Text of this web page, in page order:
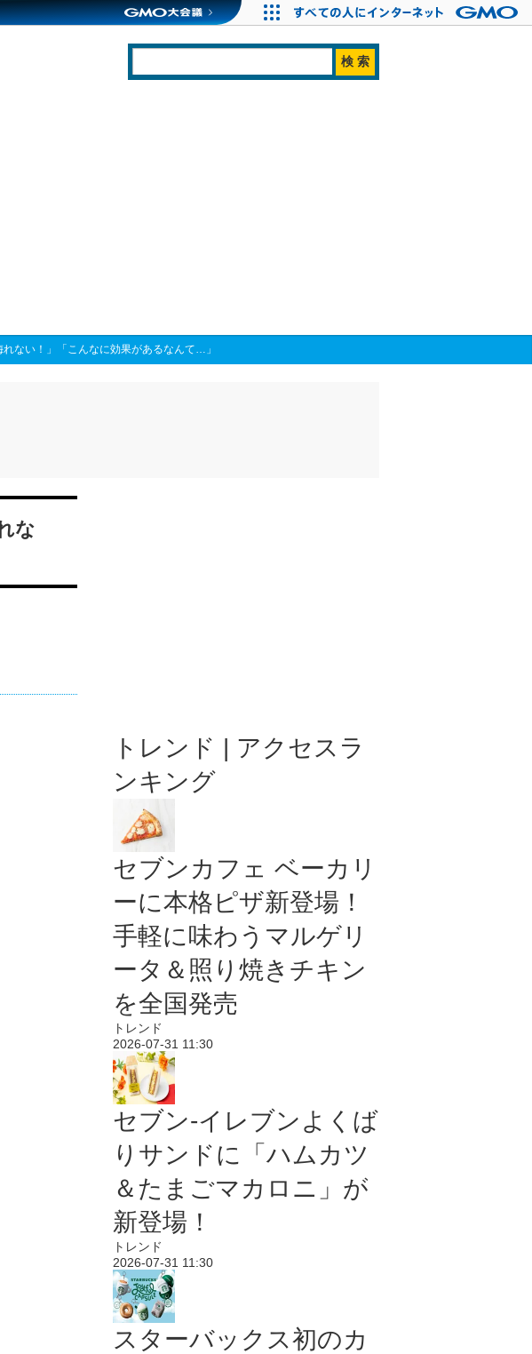
ない！」「こんなに効果があるなんて…」
な
トレンド | アクセスラ
ンキング
セブンカフェ ベーカリ
ーに本格ピザ新登場！
手軽に味わうマルゲリ
ータ＆照り焼きチキン
を全国発売
トレンド
2026-07-31 11:30
セブン‐イレブンよくば
りサンドに「ハムカツ
＆たまごマカロニ」が
新登場！
トレンド
2026-07-31 11:30
スターバックス初のカ